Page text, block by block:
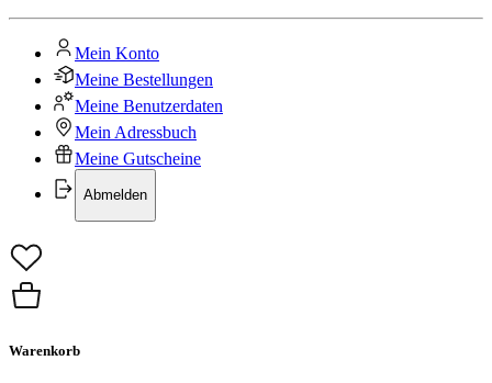
Mein Konto
Meine Bestellungen
Meine Benutzerdaten
Mein Adressbuch
Meine Gutscheine
Abmelden
Warenkorb